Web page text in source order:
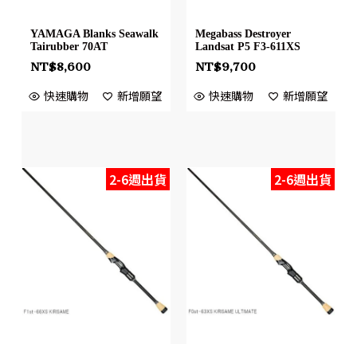
YAMAGA Blanks Seawalk
Tairubber 70AT
NT$8,600
快速購物 新增願望
Megabass Destroyer
Landsat P5 F3-611XS
NT$9,700
快速購物 新增願望
2-6週出貨 2-6週出貨